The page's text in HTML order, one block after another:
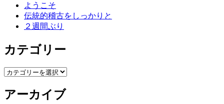
ようこそ
伝統的稽古をしっかりと
２週間ぶり
カテゴリー
カ
ゴ
アーカイブ